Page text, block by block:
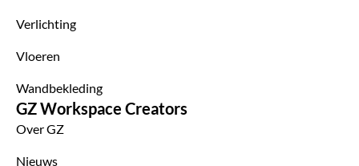
Verlichting
Vloeren
Wandbekleding
GZ Workspace Creators
Over GZ
Nieuws